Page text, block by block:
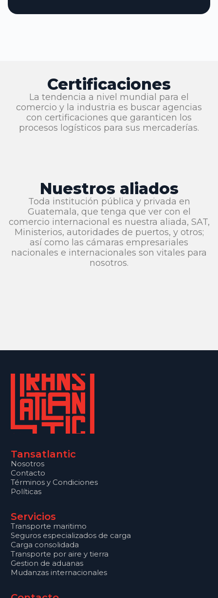
Certificaciones
La tendencia a nivel mundial para el
comercio y la industria es buscar agencias
con certificaciones que garanticen los
procesos logísticos para sus mercaderías.
Nuestros aliados
Toda institución pública y privada en
Guatemala, que tenga que ver con el
comercio internacional es nuestra aliada, SAT,
Ministerios, autoridades de puertos, y otros;
así como las cámaras empresariales
nacionales e internacionales son vitales para
nosotros.
Tansatlantic
Nosotros
Contacto
Términos y Condiciones
Políticas
Servicios
Transporte maritimo
Seguros especializados de carga
Carga consolidada
Transporte por aire y tierra
Gestion de aduanas
Mudanzas internacionales